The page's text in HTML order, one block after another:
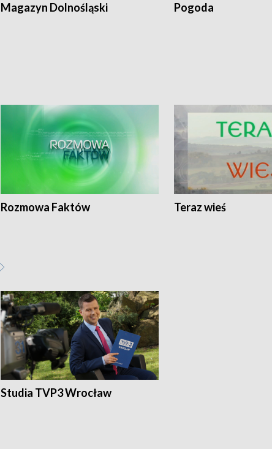
Magazyn Dolnośląski Pogoda
Rozmowa Faktów Teraz wieś
Studia TVP3 Wrocław